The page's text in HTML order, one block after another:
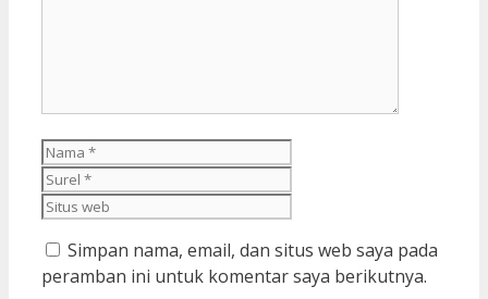
Nama
Simpan nama, email, dan situs web saya pada
peramban ini untuk komentar saya berikutnya.